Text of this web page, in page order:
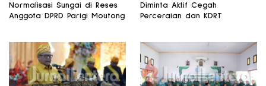
Normalisasi Sungai di Reses
Anggota DPRD Parigi Moutong
Diminta Aktif Cegah
Perceraian dan KDRT